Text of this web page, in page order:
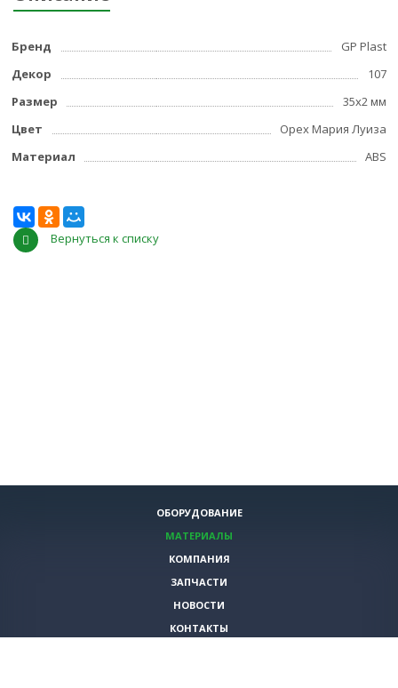
Бренд
GP Plast
Декор
107
Размер
35x2 мм
Цвет
Орех Мария Луиза
Материал
ABS
Вернуться к списку
ОБОРУДОВАНИЕ
МАТЕРИАЛЫ
КОМПАНИЯ
ЗАПЧАСТИ
НОВОСТИ
КОНТАКТЫ